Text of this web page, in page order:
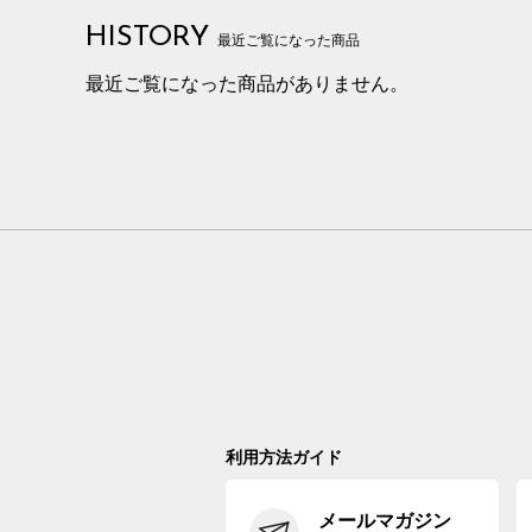
HISTORY 最近ご覧になった商品
最近ご覧になった商品がありません。
利用方法ガイド
メールマガジン